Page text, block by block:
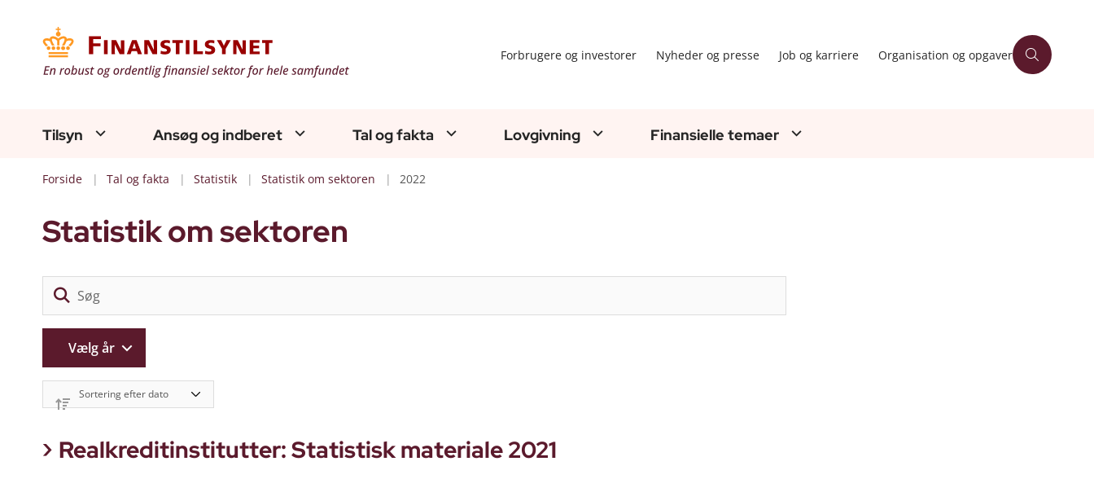
Forbrugere og investorer Nyheder og presse Job og karriere Organisation og opgaver
Tilsyn Ansøg og indberet Tal og fakta Lovgivning Finansielle temaer
Forside Tal og fakta Statistik Statistik om sektoren 2022
Statistik om sektoren
Vælg år
Realkreditinstitutter: Statistisk materiale 2021